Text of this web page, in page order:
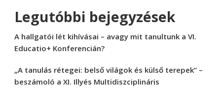
Legutóbbi bejegyzések
A hallgatói lét kihívásai – avagy mit tanultunk a VI.
Educatio+ Konferencián?
„A tanulás rétegei: belső világok és külső terepek” –
beszámoló a XI. Illyés Multidiszciplináris